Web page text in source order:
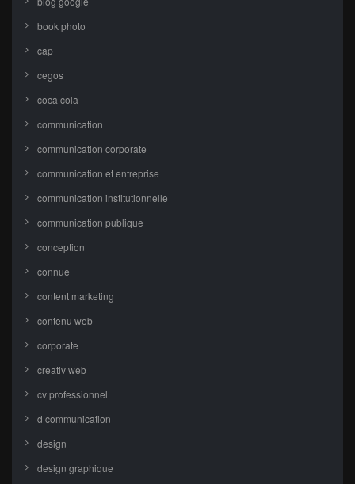
book photo
cap
cegos
coca cola
communication
communication corporate
communication et entreprise
communication institutionnelle
communication publique
conception
connue
content marketing
contenu web
corporate
creativ web
cv professionnel
d communication
design
design graphique